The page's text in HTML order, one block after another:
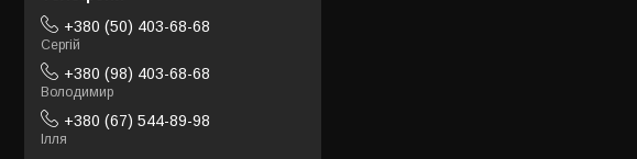
+380 (50) 403-68-68
Сергій
+380 (98) 403-68-68
Володимир
+380 (67) 544-89-98
Ілля